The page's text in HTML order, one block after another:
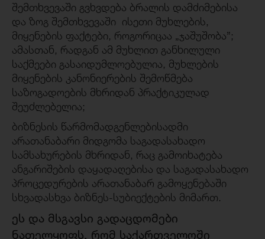
შემთხვევაში გვხვდება ბრალის დამძიმებისა
და ზოგ შემთხვევაში ისეთი მუხლების,
მიყენების ფაქტები, როგორიცაა „ჯაშუშობა”;
ამასთან, რადგან ამ მუხლით განხილული
საქმეები გასაიდუმლოებულია, მუხლების
მიყენების კანონიერების შემოწმება
საზოგადოების მხრიდან პრაქტიკულად
შეუძლებელია;
ბიზნესის წარმომადგენლებისადმი
არათანაბარი მიდგომა საგადასახადო
სამსახურების მხრიდან, რაც გამოიხატება
ანგარიშების დაყადაღებისა და საგადასახადო
პროცედურების არათანაბარ გამოყენებაში
სხვადასხვა ბიზნეს-სუბიექტების მიმართ.
ეს და მსგავსი გადაცდომები
ნათელყოფს, რომ საქართველოში